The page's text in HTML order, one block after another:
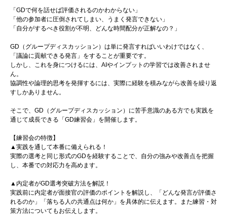
「GDで何を話せば評価されるのかわからない」
「他の参加者に圧倒されてしまい、うまく発言できない」
「自分がするべき役割が不明、どんな時間配分が正解なの？」
GD（グループディスカッション）は単に発言すればいいわけではなく、
「議論に貢献できる発言」をすることが重要です。
しかし、これを身につけるには、AIやインプットの学習では改善されませ
ん。
協調性や論理的思考を発揮するには、実際に経験を積みながら改善を繰り返
すしかありません。
そこで、GD（グループディスカッション）に苦手意識のある方でも実践を
通じて成長できる「GD練習会」を開催します。
【練習会の特徴】
▲実践を通して本番に備えられる！
実際の選考と同じ形式のGDを経験することで、自分の強みや改善点を把握
し、本番での対応力を高めます。
▲内定者がGD選考突破方法を解説！
実践前に内定者が面接官の評価のポイントを解説し、「どんな発言が評価さ
れるのか」「落ちる人の共通点は何か」を具体的に伝えます。また練習・対
策方法についてもお伝えします。